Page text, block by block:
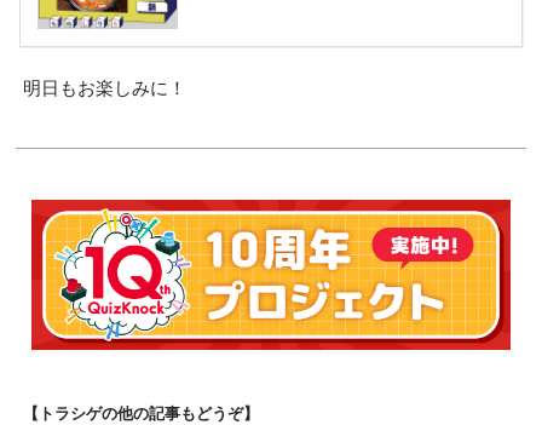
明日もお楽しみに！
【トラシゲの他の記事もどうぞ】